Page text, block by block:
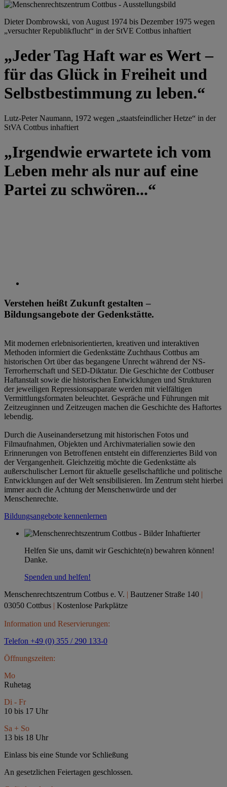
Dieter Dombrowski, von August 1974 bis Dezember 1975 wegen
„versuchter Republikflucht“ in der StVE Cottbus inhaftiert
„Jeder Tag Haft war es Wert –
für das Glück in Freiheit und
Selbstbestimmung zu leben.“
Lutz-Peter Naumann, 1972 wegen „staatsfeindlicher Hetze“ in der
StVA Cottbus inhaftiert
„Irgendwie erwartete ich vom
Leben mehr als nur auf eine
Partei zu schwören...“
Verstehen heißt Zukunft gestalten –
Bildungsangebote der Gedenkstätte.
Mit modernen erlebnisorientierten, kreativen und interaktiven
Methoden informiert die Gedenkstätte Zuchthaus Cottbus am
historischen Ort über das begangene Unrecht während der NS-
Terrorherrschaft und SED-Diktatur. Die Geschichte der Cottbuser
Haftanstalt sowie die historischen Entwicklungen und Strukturen
der jeweiligen Repressionsapparate werden mit vielfältigen
Vermittlungsformaten beleuchtet. Gespräche und Führungen mit
Zeitzeuginnen und Zeitzeugen machen die Geschichte des Haftortes
lebendig.
Durch die Auseinandersetzung mit historischen Fotos und
Filmaufnahmen, Objekten und Archivmaterialien sowie den
Erinnerungen von Betroffenen entsteht ein differenziertes Bild von
der Vergangenheit. Gleichzeitig möchte die Gedenkstätte als
außerschulischer Lernort für aktuelle gesellschaftliche und politische
Entwicklungen auf der Welt sensibilisieren. Im Zentrum steht hierbei
immer auch die Achtung der Menschenwürde und der
Menschenrechte.
Bildungsangebote kennenlernen
Helfen Sie uns, damit wir Geschichte(n) bewahren können!
Danke.
Spenden und helfen!
Menschenrechtszentrum Cottbus e. V. | Bautzener Straße 140 |
03050 Cottbus | Kostenlose Parkplätze
Information und Reservierungen:
Telefon +49 (0) 355 / 290 133-0
Öffnungszeiten:
Mo
Ruhetag
Di - Fr
10 bis 17 Uhr
Sa + So
13 bis 18 Uhr
Einlass bis eine Stunde vor Schließung
An gesetzlichen Feiertagen geschlossen.